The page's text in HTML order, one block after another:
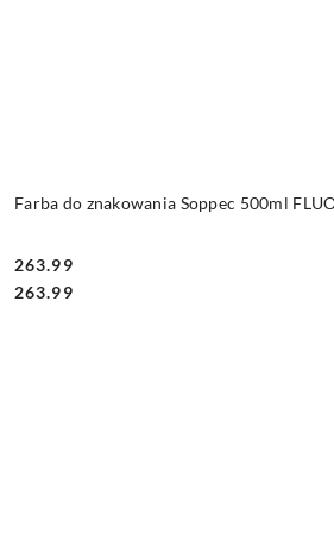
Farba do znakowania Soppec 500ml
Cena:
263.99
Cena:
263.99